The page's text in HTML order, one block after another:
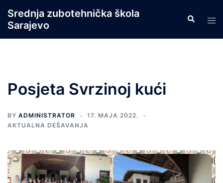
content
Srednja zubotehnička škola
Sarajevo
Search
Posjeta Svrzinoj kući
BY ADMINISTRATOR
17. MAJA 2022.
AKTUALNA DEŠAVANJA